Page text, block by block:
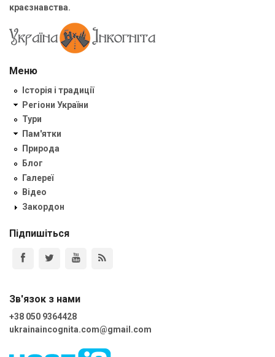
краєзнавства.
Меню
Історія і традиції
Регіони України
Тури
Пам'ятки
Природа
Блог
Галереї
Відео
Закордон
Підпишіться
Зв'язок з нами
+38 050 9364428
ukrainaincognita.com@gmail.com